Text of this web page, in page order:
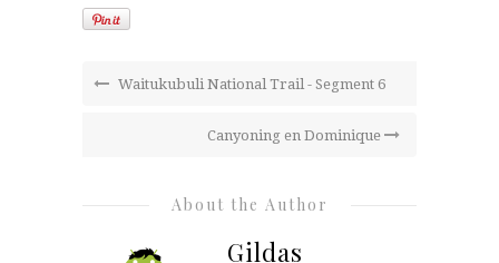
Waitukubuli National Trail - Segment 6
Canyoning en Dominique
About the Author
Gildas